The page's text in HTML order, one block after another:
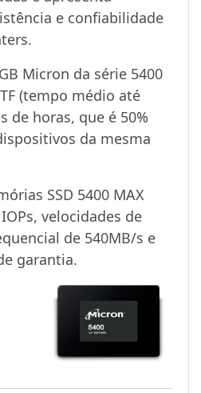
e confiabilidade
Micron da série 5400
(tempo médio até
de horas, que é 50%
da mesma
SSD 5400 MAX
velocidades de
de 540MB/s e
garantia.